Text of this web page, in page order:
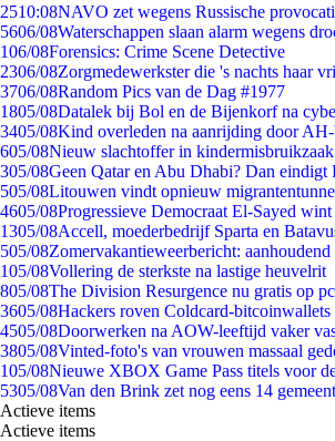
2510:08NAVO zet wegens Russische
5606/08Waterschappen slaan alarm wegens
106/08Forensics: Crime Scene Detective
2306/08Zorgmedewerkster die 's nachts haar
3706/08Random Pics van de Dag #1977
1805/08Datalek bij Bol en de Bijenkorf na
3405/08Kind overleden na aanrijding door
605/08Nieuw slachtoffer in
305/08Geen Qatar en Abu Dhabi? Dan
505/08Litouwen vindt opnieuw
4605/08Progressieve Democraat El-Sayed
1305/08Accell, moederbedrijf Sparta en
505/08Zomervakantieweerbericht: aanhoudend
105/08Vollering de sterkste na lastige heuvelrit
805/08The Division Resurgence nu gratis op pc
3605/08Hackers roven Coldcard-
4505/08Doorwerken na AOW-leeftijd vaker
3805/08Vinted-foto's van vrouwen massaal
105/08Nieuwe XBOX Game Pass titels voor
5305/08Van den Brink zet nog eens 14
Actieve items
Actieve items